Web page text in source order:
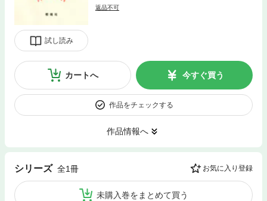
試し読み
返品不可
カートへ 今すぐ買う
作品をチェックする
作品情報へ
シリーズ 全1冊 お気に入り登録
未購入巻をまとめて買う